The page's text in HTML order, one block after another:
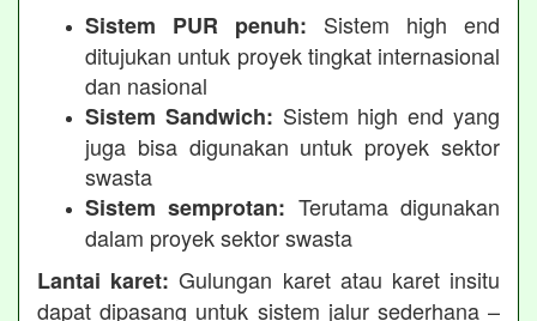
Sistem PUR penuh: Sistem high end
ditujukan untuk proyek tingkat internasional
dan nasional
Sistem Sandwich: Sistem high end yang
juga bisa digunakan untuk proyek sektor
swasta
Sistem semprotan: Terutama digunakan
dalam proyek sektor swasta
Lantai karet: Gulungan karet atau karet insitu
dapat dipasang untuk sistem jalur sederhana –